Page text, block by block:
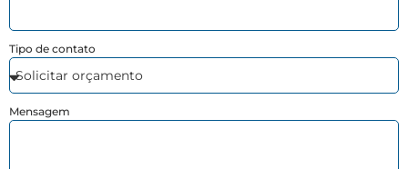
Tipo de contato
Mensagem